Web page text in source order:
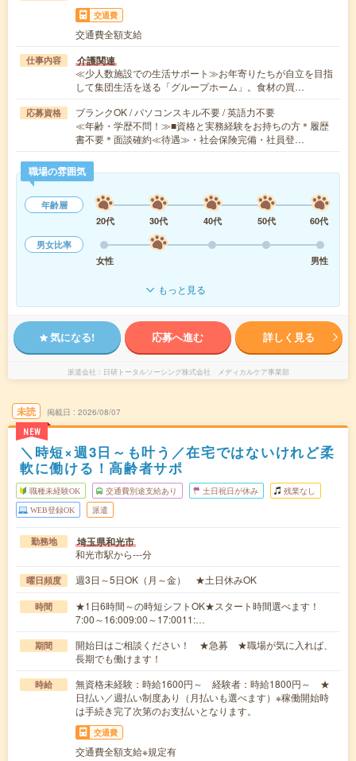
交通費
交通費全額支給
仕事内容 介護関連
≪少人数施設での生活サポート≫お年寄りたちが自立を目指
して集団生活を送る「グループホーム」。食材の買…
応募資格
ブランクOK / パソコンスキル不要 / 英語力不要
≪年齢・学歴不問！≫■資格と実務経験をお持ちの方＊履歴
書不要＊面談確約≪待遇≫・社会保険完備・社員登…
職場の雰囲気
年齢層
20代
30代 40代 50代
60代
男女比率
女性
男性
もっと見る
気になる! 応募へ進む 詳しく見る
派遣会社 日研トータルソーシング株式会社 メディカルケア事業部
未読
NEW
掲載日 2026/08/07
＼時短×週3日～も叶う／在宅ではないけれど柔
軟に働ける！高齢者サポ
職種未経験OK 交通費別途支給あり 土日祝日が休み 残業なし
WEB登録OK 派遣
勤務地 埼玉県和光市
和光市駅から---分
曜日頻度 週3日～5日OK（月～金） ★土日休みOK
時間
★1日6時間～の時短シフトOK★スタート時間選べます！
7:00～16:009:00～17:0011:…
期間
開始日はご相談ください！ ★急募 ★職場が気に入れば、
長期でも働けます！
時給
無資格未経験：時給1600円～ 経験者：時給1800円～ ★
日払い／週払い制度あり（月払いも選べます）※稼働開始時
は手続き完了次第のお支払いとなります。
交通費
交通費全額支給※規定有